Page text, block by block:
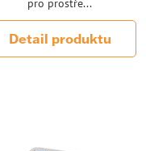
Detail produktu